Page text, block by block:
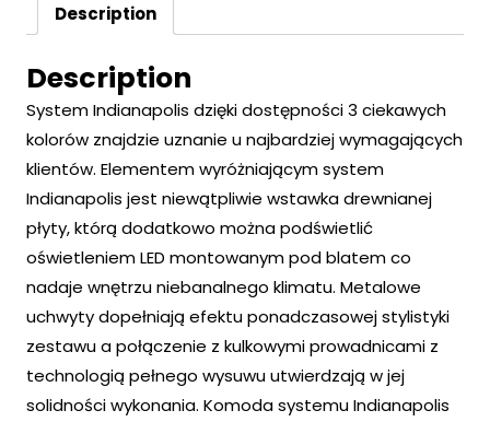
Description
Description
System Indianapolis dzięki dostępności 3 ciekawych
kolorów znajdzie uznanie u najbardziej wymagających
klientów. Elementem wyróżniającym system
Indianapolis jest niewątpliwie wstawka drewnianej
płyty, którą dodatkowo można podświetlić
oświetleniem LED montowanym pod blatem co
nadaje wnętrzu niebanalnego klimatu. Metalowe
uchwyty dopełniają efektu ponadczasowej stylistyki
zestawu a połączenie z kulkowymi prowadnicami z
technologią pełnego wysuwu utwierdzają w jej
solidności wykonania. Komoda systemu Indianapolis